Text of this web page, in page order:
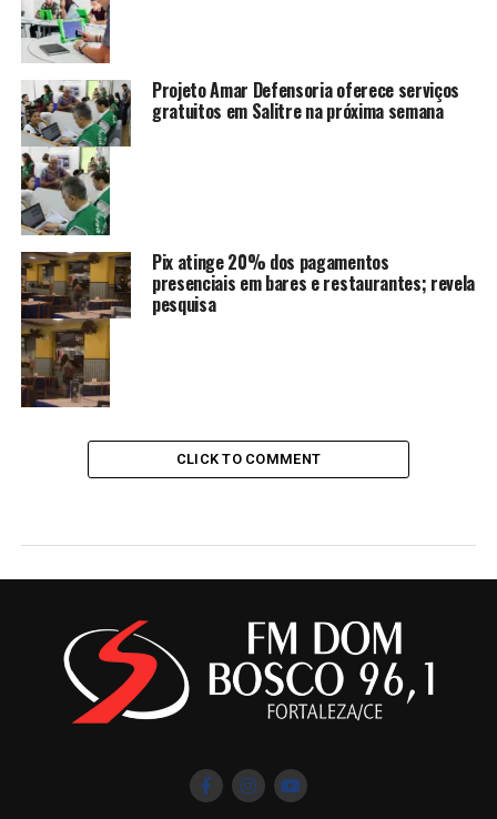
Projeto Amar Defensoria oferece serviços
gratuitos em Salitre na próxima semana
Pix atinge 20% dos pagamentos
presenciais em bares e restaurantes; revela
pesquisa
CLICK TO COMMENT